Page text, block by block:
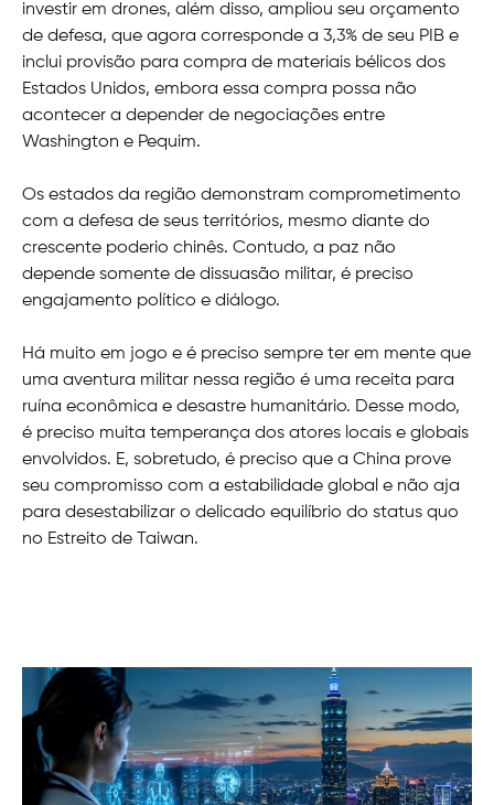
investir em drones, além disso, ampliou seu orçamento
de defesa, que agora corresponde a 3,3% de seu PIB e
inclui provisão para compra de materiais bélicos dos
Estados Unidos, embora essa compra possa não
acontecer a depender de negociações entre
Washington e Pequim.
Os estados da região demonstram comprometimento
com a defesa de seus territórios, mesmo diante do
crescente poderio chinês. Contudo, a paz não
depende somente de dissuasão militar, é preciso
engajamento político e diálogo.
Há muito em jogo e é preciso sempre ter em mente que
uma aventura militar nessa região é uma receita para
ruína econômica e desastre humanitário. Desse modo,
é preciso muita temperança dos atores locais e globais
envolvidos. E, sobretudo, é preciso que a China prove
seu compromisso com a estabilidade global e não aja
para desestabilizar o delicado equilíbrio do status quo
no Estreito de Taiwan.